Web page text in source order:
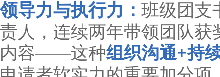
领导力与执行力： 班级团支
责人，连续两年带领团队获
内容——这种组织沟通+持